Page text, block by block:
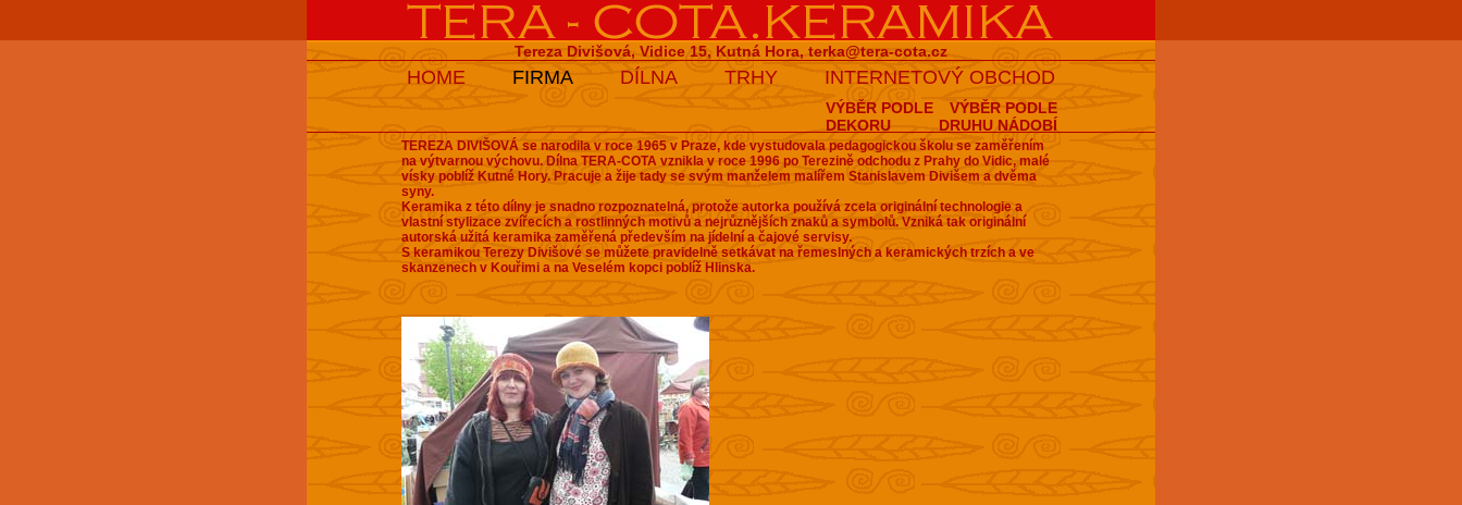
Tereza Divišová, Vidice 15, Kutná Hora, terka@tera-cota.cz
HOME FIRMA DÍLNA TRHY INTERNETOVÝ OBCHOD
VÝBĚR PODLE
DRUHU NÁDOBÍ
VÝBĚR PODLE
DEKORU
TEREZA DIVIŠOVÁ se narodila v roce 1965 v Praze, kde vystudovala pedagogickou školu se zaměřením
na výtvarnou výchovu. Dílna TERA-COTA vznikla v roce 1996 po Terezině odchodu z Prahy do Vidic, malé
vísky poblíž Kutné Hory. Pracuje a žije tady se svým manželem malířem Stanislavem Divišem a dvěma
syny.
Keramika z této dílny je snadno rozpoznatelná, protože autorka používá zcela originální technologie a
vlastní stylizace zvířecích a rostlinných motivů a nejrůznějších znaků a symbolů. Vzniká tak originální
autorská užitá keramika zaměřená především na jídelní a čajové servisy.
S keramikou Terezy Divišové se můžete pravidelně setkávat na řemeslných a keramických trzích a ve
skanzenech v Kouřimi a na Veselém kopci poblíž Hlinska.